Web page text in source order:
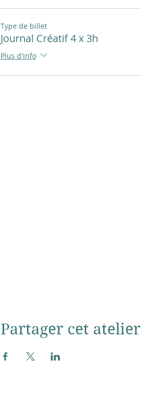
Type de billet
Journal Créatif 4 x 3h
Plus d'info
Partager cet atelier